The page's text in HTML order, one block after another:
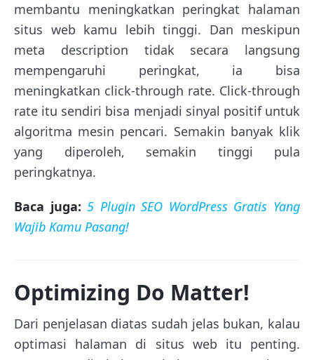
membantu meningkatkan peringkat halaman
situs web kamu lebih tinggi. Dan meskipun
meta description tidak secara langsung
mempengaruhi peringkat, ia bisa
meningkatkan click-through rate. Click-through
rate itu sendiri bisa menjadi sinyal positif untuk
algoritma mesin pencari. Semakin banyak klik
yang diperoleh, semakin tinggi pula
peringkatnya.
Baca juga: 5 Plugin SEO WordPress Gratis Yang
Wajib Kamu Pasang!
Optimizing Do Matter!
Dari penjelasan diatas sudah jelas bukan, kalau
optimasi halaman di situs web itu penting.